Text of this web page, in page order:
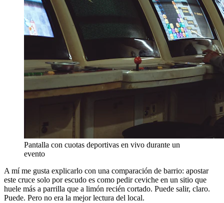
Pantalla con cuotas deportivas en vivo durante un
evento
A mí me gusta explicarlo con una comparación de barrio: apostar
este cruce solo por escudo es como pedir ceviche en un sitio que
huele más a parrilla que a limón recién cortado. Puede salir, claro.
Puede. Pero no era la mejor lectura del local.